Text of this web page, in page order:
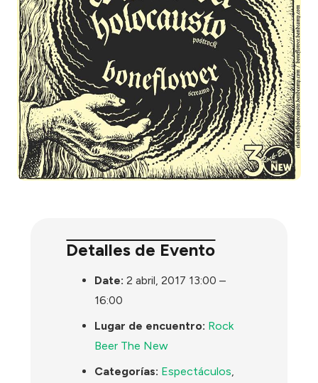
Detalles de Evento
Date: 2 abril, 2017 13:00 –
16:00
Lugar de encuentro: Rock
Beer The New
Categorías: Espectáculos